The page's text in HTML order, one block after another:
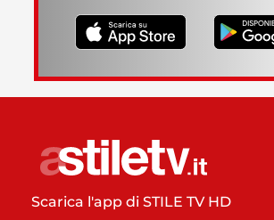
Scarica l'app di STILE TV HD